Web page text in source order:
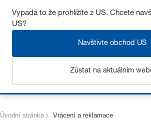
Získejte až 7% slevu – klikněte zde
Úvodní stránka Vrácení a reklamace
Vypadá to že prohlížíte z US. Chcete
US?
Navštivte obchod US
Zůstat na aktuálním